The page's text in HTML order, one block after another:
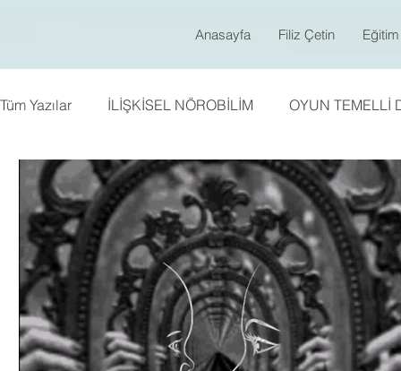
Tüm Yazılar İLİŞKİSEL NÖROBİLİM OYUN TEMELLİ
Anasayfa Filiz Çetin